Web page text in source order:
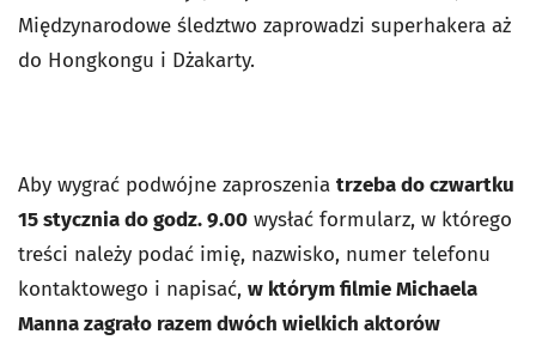
Międzynarodowe śledztwo zaprowadzi superhakera aż
do Hongkongu i Dżakarty.
Aby wygrać podwójne zaproszenia trzeba do czwartku
15 stycznia do godz. 9.00 wysłać formularz, w którego
treści należy podać imię, nazwisko, numer telefonu
kontaktowego i napisać, w którym filmie Michaela
Manna zagrało razem dwóch wielkich aktorów